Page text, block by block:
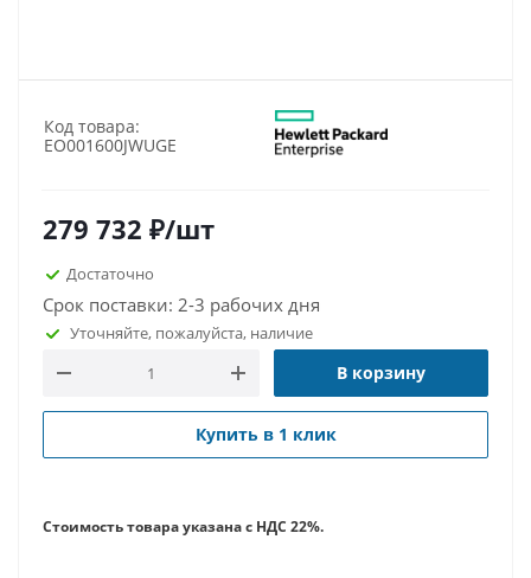
Код товара:
EO001600JWUGE
279 732 ₽/шт
Достаточно
Срок поставки: 2-3 рабочих дня
Уточняйте, пожалуйста, наличие
В корзину
Купить в 1 клик
Стоимость товара указана с НДС 22%.